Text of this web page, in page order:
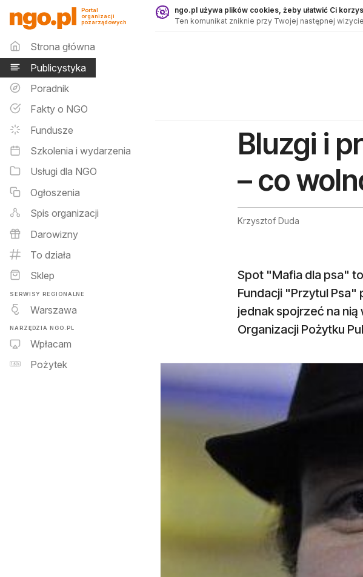
Publicystyka - ngo.pl
Portal
organizacji
pozarządowych
Menu główne
Strona główna
Publicystyka
Poradnik
Fakty o NGO
Fundusze
Szkolenia i wydarzenia
Usługi dla NGO
Ogłoszenia
Spis organizacji
Darowizny
To działa
Sklep
SERWISY REGIONALNE
Warszawa
NARZĘDZIA NGO.PL
Wpłacam
Pożytek
ngo.pl używa plików cookies, żeby ułatwić Ci
Ten komunikat zniknie przy Twojej następnej
Bluzgi i
– co
Krzysztof Duda
Spot "Mafia dla psa"
Fundacji "Przytul Psa"
jednak spojrzeć na
Organizacji Pożytku